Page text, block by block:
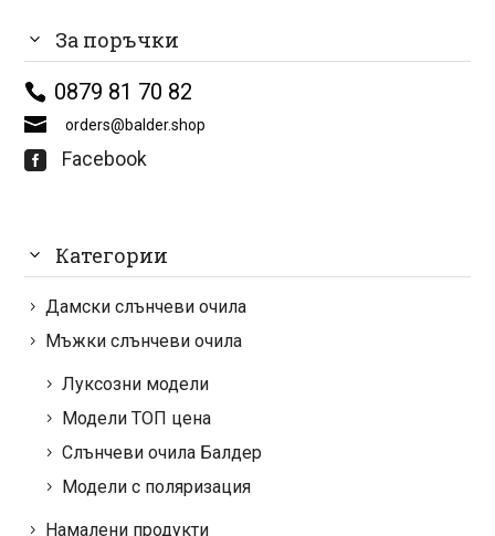
За поръчки
0879 81 70 82
orders@balder.shop
 Facebook
Категории
Дамски слънчеви очила
Мъжки слънчеви очила
Луксозни модели
Модели ТОП цена
Слънчеви очила Балдер
Модели с поляризация
Намалени продукти